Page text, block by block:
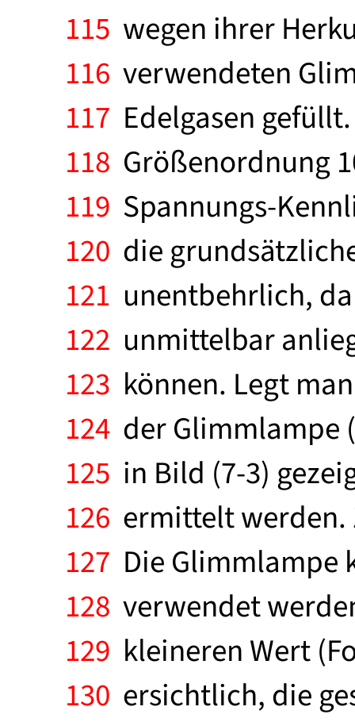
115 wegen ihrer
116 verwendeten
117 Edelgasen
118 Größenordnung
119 Spannungs-
120 die
121 unentbehrlich,
122 unmittelbar
123 können. Legt
124 der Glimmlampe
125 in Bild (7-3)
126 ermittelt werden.
127 Die Glimmlampe
128 verwendet
129 kleineren Wert
130 ersichtlich, die